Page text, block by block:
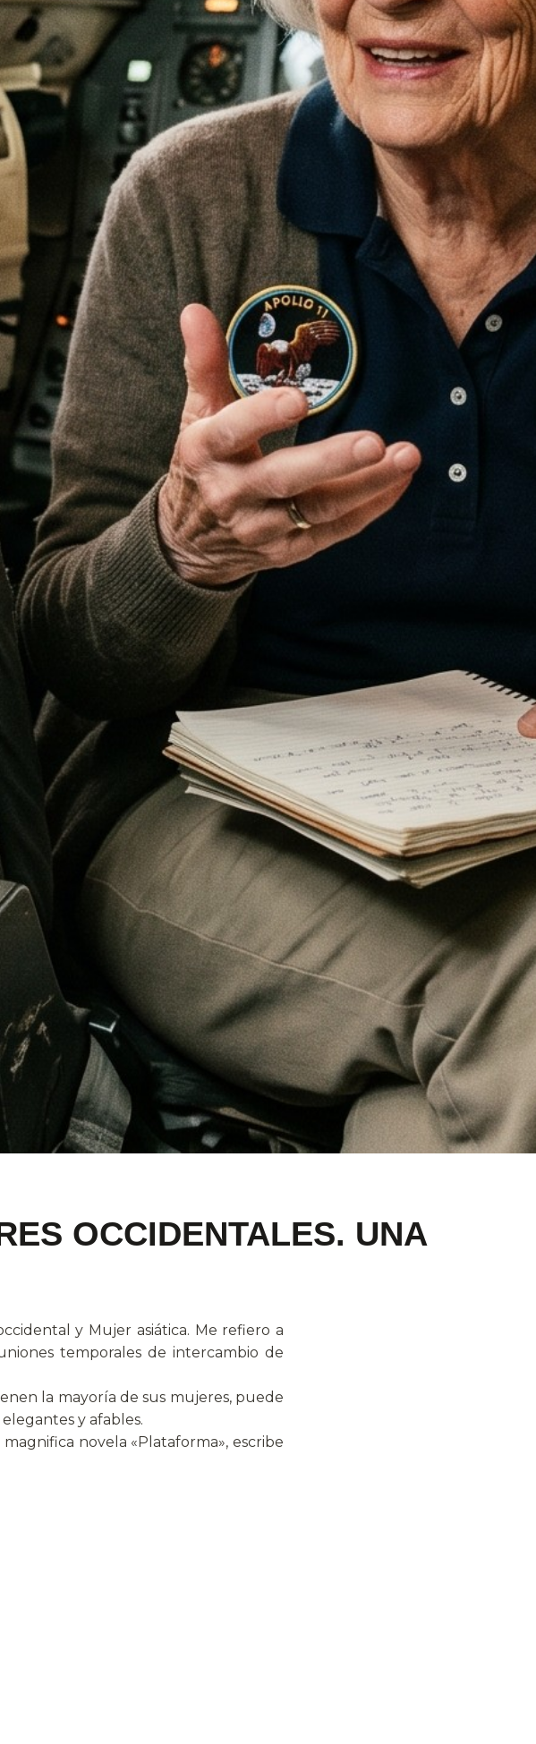
OCCIDENTALES. UNA
y Mujer asiática. Me refiero a
temporales de intercambio de
la mayoría de sus mujeres, puede
y afables.
magnifica novela «Plataforma», escribe